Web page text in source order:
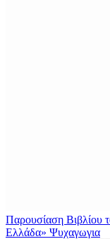
Παρουσίαση Βιβλίου
Ελλάδα» Ψυχαγωγια